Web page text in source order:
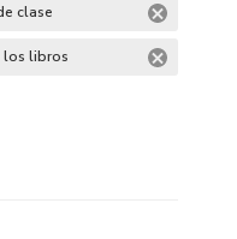
clase
los libros